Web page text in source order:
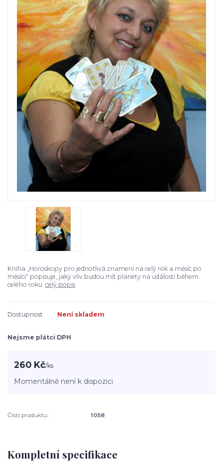
Kniha „Horoskopy pro jednotlivá znamení na celý rok a měsíc po
měsíci“ popisuje, jaký vliv budou mít planety na události během
celého roku. celý popis
Dostupnost Není skladem
Nejsme plátci DPH
260 Kč/ks
Momentálně není k dispozici
Číslo produktu: 1058
Kompletní specifikace